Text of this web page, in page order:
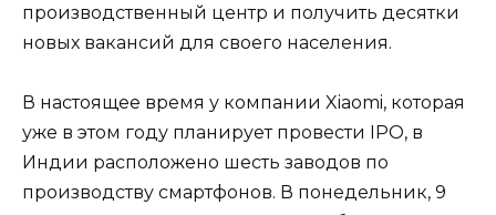
производственный центр и получить десятки
новых вакансий для своего населения.
В настоящее время у компании Xiaomi, которая
уже в этом году планирует провести IPO, в
Индии расположено шесть заводов по
производству смартфонов. В понедельник, 9